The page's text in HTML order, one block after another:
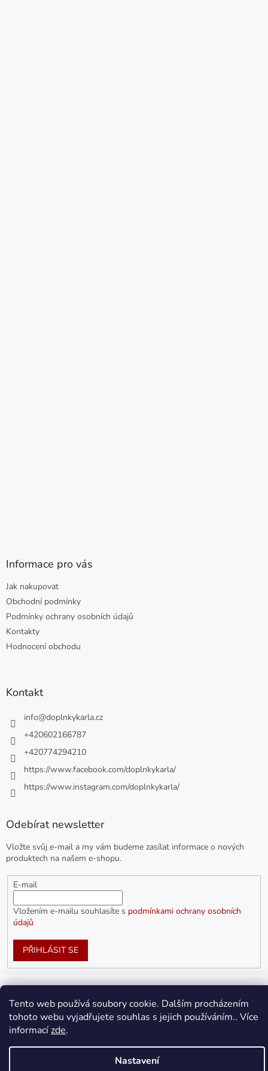
Tento web používá soubory cookie. Dalším procházením
tohoto webu vyjadřujete souhlas s jejich používáním.. Více
informacízde.
Nastavení
Informace pro vás
Jak nakupovat
Obchodní podmínky
Podmínky ochrany osobních údajů
Kontakty
Hodnocení obchodu
Kontakt
info@doplnkykarla.cz
+420602166787
+420774294210
https://www.facebook.com/doplnkykarla/
https://www.instagram.com/doplnkykarla/
Odebírat newsletter
Vložte svůj e-mail a my vám budeme zasílat informace o nových
produktech na našem e-shopu.
E-mail
Vložením e-mailu souhlasíte s podmínkami ochrany osobních
údajů
PŘIHLÁSIT SE
Vytvořil Shoptet
Upravit nastavení cookies